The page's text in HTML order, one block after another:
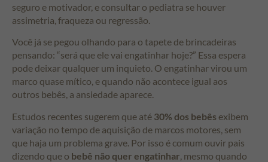
seguro e motivador, e consultar o pediatra se houver
assimetria, fraqueza ou regressão.
Você já se pegou olhando para o tapete de brincadeiras
pensando: “será que ele vai engatinhar hoje?” Essa espera
pode deixar qualquer um inquieto. O engatinhar virou um
marco quase mítico, e quando não acontece igual aos
outros bebês, a ansiedade aparece.
Estudos recentes sugerem que até 30% dos bebês exibem
variação no tempo de aquisição de marcos motores, sem
que haja um problema grave. Por isso é comum ouvir pais
dizendo que o bebê não quer engatinhar , mesmo quando